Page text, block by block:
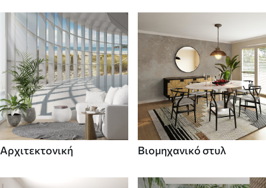
Αρχιτεκτονική Βιομηχανικό στυλ